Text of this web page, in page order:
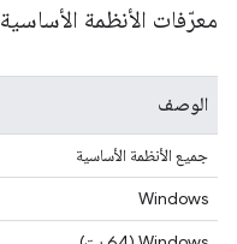
معرّفات الأنظمة الأساسية
الوصف
جميع الأنظمة الأساسية
Windows